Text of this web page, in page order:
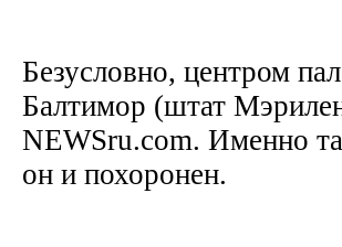
Безусловно, центром
Балтимор (штат
NEWSru.com. Именно
он и похоронен.